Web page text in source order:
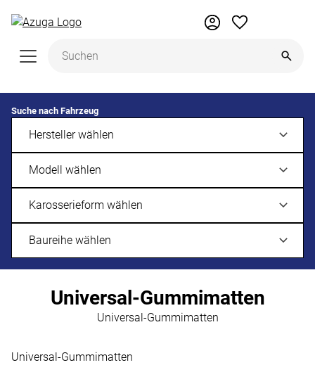
Suche nach Fahrzeug
Universal-Gummimatten
Universal-Gummimatten
Universal-Gummimatten